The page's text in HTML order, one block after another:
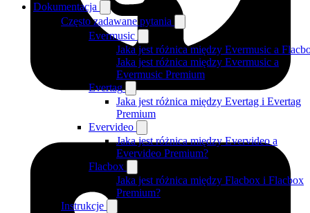
Dokumentacja
Często zadawane pytania
Evermusic
Jaka jest różnica między Evermusic a
Jaka jest różnica między Evermusic a
Evermusic Premium
Evertag
Jaka jest różnica między Evertag i Evertag
Premium
Evervideo
Jaka jest różnica między Evervideo a
Evervideo Premium?
Flacbox
Jaka jest różnica między Flacbox i Flacbox
Premium?
Instrukcje